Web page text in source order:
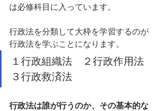
は必修科目に入っています。
行政法を分類して大枠を学習するのが
行政法を学ぶことになります。
１行政組織法　２行政作用法
３行政救済法
行政法は誰が行うのか、その基本的な